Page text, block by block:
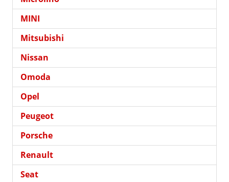
MINI
Mitsubishi
Nissan
Omoda
Opel
Peugeot
Porsche
Renault
Seat